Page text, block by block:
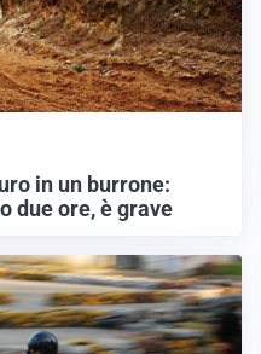
in un burrone:
due ore, è grave